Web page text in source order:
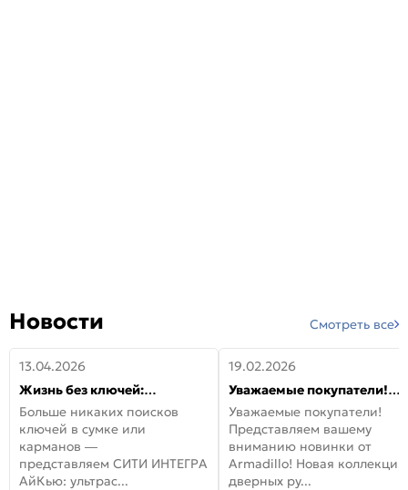
Новости Смотреть все
13.04.2026
Жизнь без ключей:
встречайте новую дверь
СИТИ ИНТЕГРА АйКью!
Больше никаких поисков
ключей в сумке или
карманов —
представляем СИТИ ИНТЕГРА
АйКью: ультрас...
19.02.2026
Уважаемые покупатели!
Представляем вашему
вниманию новинки от
Armadillo!
Уважаемые покупатели!
Представляем вашему
вниманию новинки от
Armadillo! Новая коллекция
дверных ру...